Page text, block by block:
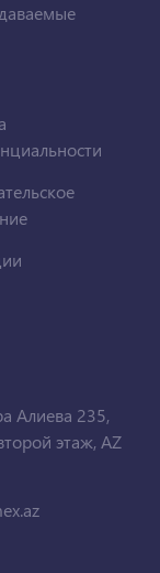
Алиева 235,
этаж, AZ